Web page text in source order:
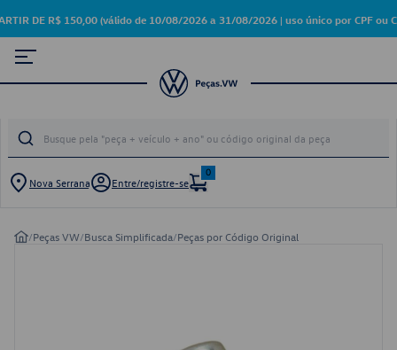
DE R$ 150,00 (válido de 10/08/2026 a 31/08/2026 | uso único por CPF ou
Nova Serrana Entre/registre-se
0
/Peças VW/Busca Simplificada/Peças por Código Original